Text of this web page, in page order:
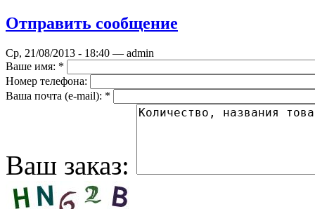
Отправить сообщение
Ср, 21/08/2013 - 18:40 — admin
Ваше имя: *
Номер телефона:
Ваша почта (е-mail): *
Ваш заказ: